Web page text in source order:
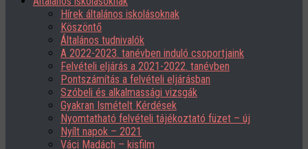
Hírek általános iskolásoknak
Köszöntő
Általános tudnivalók
A 2022-2023. tanévben induló csoportjaink
Felvételi eljárás a 2021-2022. tanévben
Pontszámítás a felvételi eljárásban
Szóbeli és alkalmassági vizsgák
Gyakran Ismételt Kérdések
Nyomtatható felvételi tájékoztató füzet – új
Nyílt napok – 2021
Váci Madách – kisfilm